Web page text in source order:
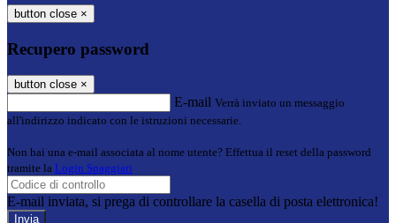
button close ×
Recupero password
button close ×
E-mail Verrà inviato un messaggio
all'indirizzo indicato con le istruzioni necessarie.
Non hai una e-mail associata al nome utente? Effettua il reset della password
tramite la Login Spaggiari
E-mail inviata, si prega di controllare la casella di posta elettronica!